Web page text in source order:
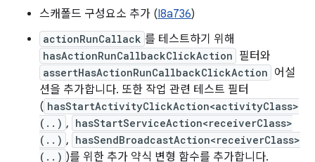
스캐폴드 구성요소 추가 (I8a736)
actionRunCallack 를 테스트하기 위해
hasActionRunCallbackClickAction 필터와
assertHasActionRunCallbackClickAction 어설
션을 추가합니다. 또한 작업 관련 테스트 필터
( hasStartActivityClickAction<activityClass>
(..) , hasStartServiceAction<receiverClass>
(..) , hasSendBroadcastAction<receiverClass>
(..) )를 위한 추가 약식 변형 함수를 추가합니다.